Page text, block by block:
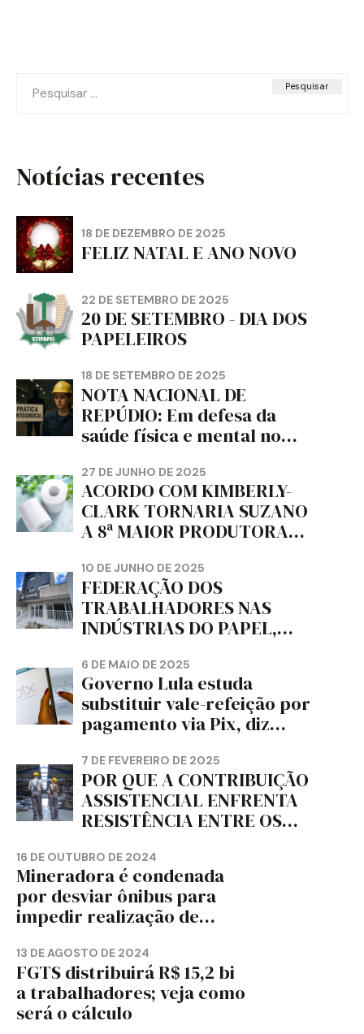
por:
Notícias recentes
18 DE DEZEMBRO DE 2025
FELIZ NATAL E ANO NOVO
22 DE SETEMBRO DE 2025
20 DE SETEMBRO - DIA DOS
PAPELEIROS
18 DE SETEMBRO DE 2025
NOTA NACIONAL DE
REPÚDIO: Em defesa da
saúde física e mental no
da dignidade sindical.
27 DE JUNHO DE 2025
ACORDO COM KIMBERLY-
CLARK TORNARIA SUZANO
A 8ª MAIOR PRODUTORA
MUNDO, DIZ FITCH
10 DE JUNHO DE 2025
FEDERAÇÃO DOS
TRABALHADORES NAS
INDÚSTRIAS DO PAPEL,
CORTIÇA E ARTEFATOS DE
PAPEL DO ESTADO DO
PARANÁ – FETRAPEL-PR
6 DE MAIO DE 2025
Governo Lula estuda
substituir vale-refeição por
pagamento via Pix, diz
7 DE FEVEREIRO DE 2025
POR QUE A CONTRIBUIÇÃO
ASSISTENCIAL ENFRENTA
RESISTÊNCIA ENTRE OS
16 DE OUTUBRO DE 2024
Mineradora é condenada
por desviar ônibus para
impedir realização de
13 DE AGOSTO DE 2024
FGTS distribuirá R$ 15,2 bi
a trabalhadores; veja como
será o cálculo